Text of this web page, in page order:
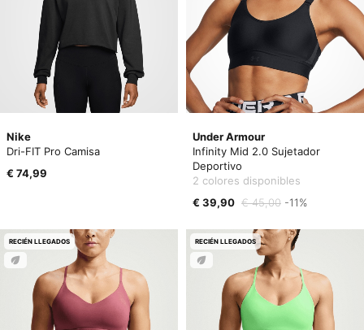
Nike
Dri-FIT Pro Camisa
€ 74,99
Under Armour
Infinity Mid 2.0 Sujetador
Deportivo
2 colores disponibles
€ 39,90 € 45,00 -11%
RECIÉN LLEGADOS RECIÉN LLEGADOS